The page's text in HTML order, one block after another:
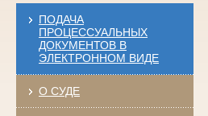
ПОДАЧА
ПРОЦЕССУАЛЬНЫХ
ДОКУМЕНТОВ В
ЭЛЕКТРОННОМ ВИДЕ
О СУДЕ